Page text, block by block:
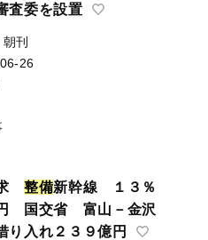
査委を設置
刊
26
求整備新幹線 １３％
国交省 富山－金沢
入れ２３９億円